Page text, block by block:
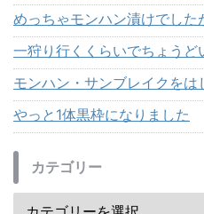
めっちゃモンハン漬けでした
一狩り行くくらいでちょうど
モンハン・サンブレイクをは
やっと1体黒枠になりました
カテゴリー